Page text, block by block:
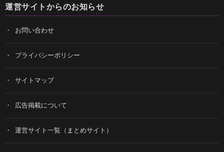
運営サイトからのお知らせ
お問い合わせ
プライバシーポリシー
サイトマップ
広告掲載について
運営サイト一覧（まとめサイト）